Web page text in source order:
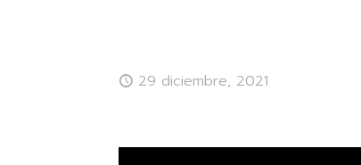
29 diciembre, 2021